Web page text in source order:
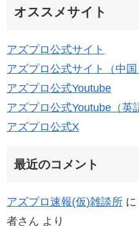
オススメサイト
アズプロ公式サイト
アズプロ公式サイト（中国
アズプロ公式Youtube
アズプロ公式Youtube（英
アズプロ公式X
最近のコメント
アズプロ速報(仮)雑談所 に
者さん より